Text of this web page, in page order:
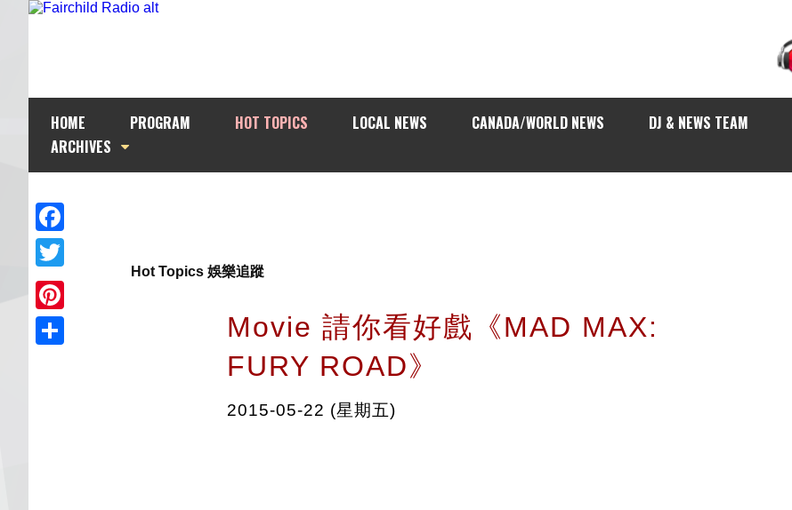
HOME PROGRAM HOT TOPICS LOCAL NEWS CANADA/WORLD NEWS DJ & NEWS TEAM
ARCHIVES
Facebook
Twitter
Pinterest
Hot Topics 娛樂追蹤
Movie 請你看好戲《MAD MAX:
FURY ROAD》
2015-05-22 (星期五)